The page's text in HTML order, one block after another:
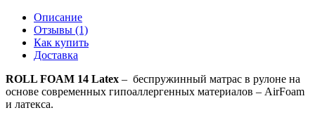
Описание
Отзывы (1)
Как купить
Доставка
ROLL FOAM 14 Latex – беспружинный матрас в рулоне на
основе современных гипоаллергенных материалов – AirFoam
и латекса.